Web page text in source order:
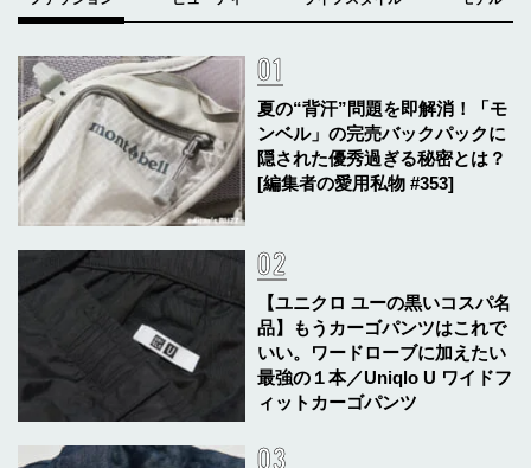
夏の“背汗”問題を即解消！「モ
ンベル」の完売バックパックに
隠された優秀過ぎる秘密とは？
[編集者の愛用私物 #353]
【ユニクロ ユーの黒いコスパ名
品】もうカーゴパンツはこれで
いい。ワードローブに加えたい
最強の１本／Uniqlo U ワイドフ
ィットカーゴパンツ